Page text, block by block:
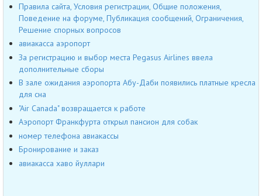
Правила сайта, Условия регистрации, Общие положения,
Поведение на форуме, Публикация сообщений, Ограничения,
Решение спорных вопросов
авиакасса аэропорт
За регистрацию и выбор места Pegasus Airlines ввела
дополнительные сборы
В зале ожидания аэропорта Абу-Даби появились платные кресла
для сна
"Air Canada" возвращается к работе
Аэропорт Франкфурта открыл пансион для собак
номер телефона авиакассы
Бронирование и заказ
авиакасса хаво йуллари